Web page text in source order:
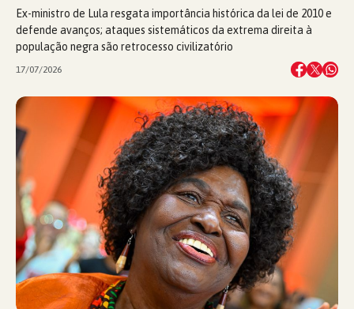
Ex-ministro de Lula resgata importância histórica da lei de 2010 e
defende avanços; ataques sistemáticos da extrema direita à
população negra são retrocesso civilizatório
17/07/2026